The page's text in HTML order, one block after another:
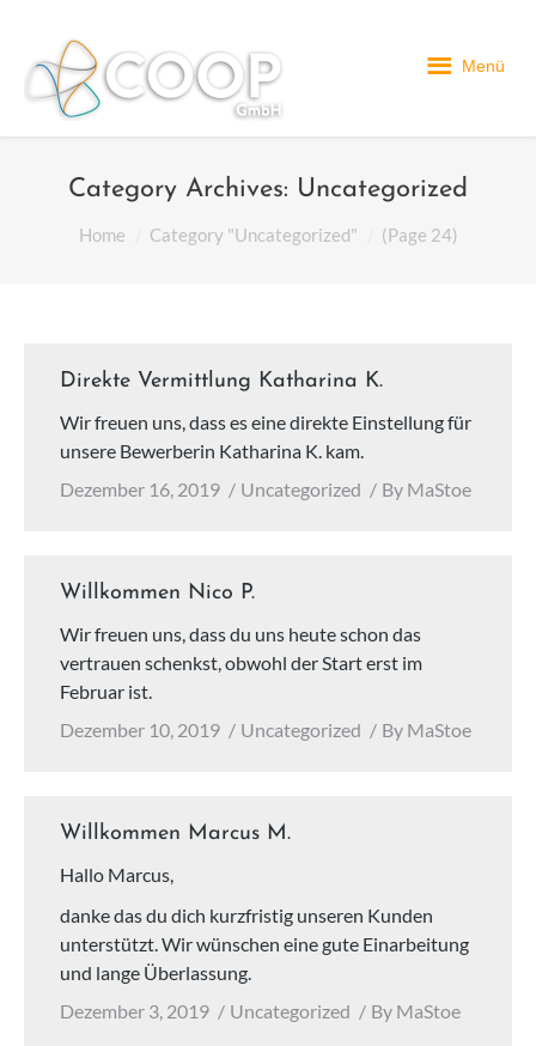
Menü
Category Archives: Uncategorized
You are here:
Home Category "Uncategorized" (Page 24)
Direkte Vermittlung Katharina K.
Wir freuen uns, dass es eine direkte Einstellung für
unsere Bewerberin Katharina K. kam.
Dezember 16, 2019
Uncategorized By MaStoe
Willkommen Nico P.
Wir freuen uns, dass du uns heute schon das
vertrauen schenkst, obwohl der Start erst im
Februar ist.
Dezember 10, 2019
Uncategorized By MaStoe
Willkommen Marcus M.
Hallo Marcus,
danke das du dich kurzfristig unseren Kunden
unterstützt. Wir wünschen eine gute Einarbeitung
und lange Überlassung.
Dezember 3, 2019
Uncategorized By MaStoe